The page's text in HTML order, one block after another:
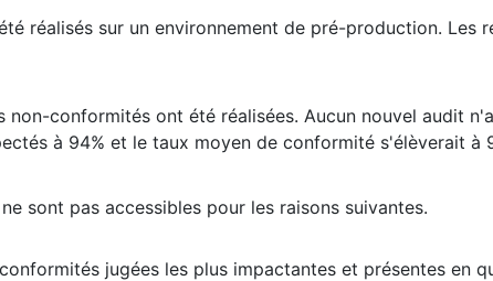
réalisés sur un environnement de pré-production. Les
non-conformités ont été réalisées. Aucun nouvel audit
à 94% et le taux moyen de conformité s'élèverait à
sont pas accessibles pour les raisons suivantes.
jugées les plus impactantes et présentes en